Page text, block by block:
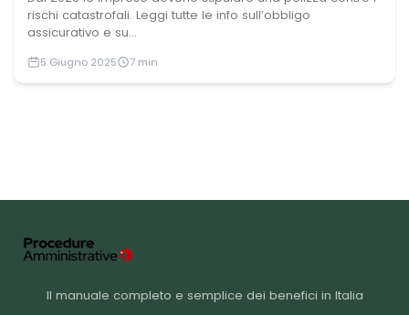
rischi catastrofali. Leggi tutte le info sull’obbligo
assicurativo e su...
5 Giugno 2025 7 min
Il manuale completo e semplice dei benefici in Italia